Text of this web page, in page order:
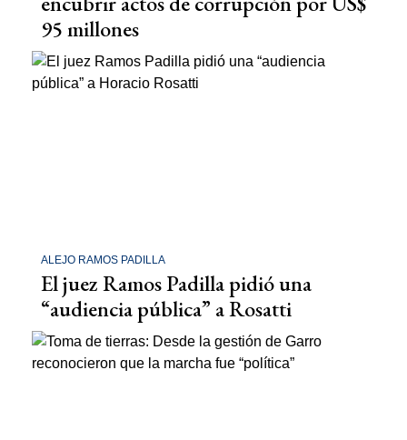
95 millones
ALEJO RAMOS PADILLA
El juez Ramos Padilla pidió una
“audiencia pública” a Rosatti